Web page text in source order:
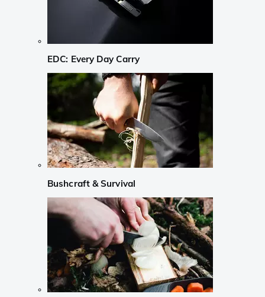
EDC: Every Day Carry
Bushcraft & Survival